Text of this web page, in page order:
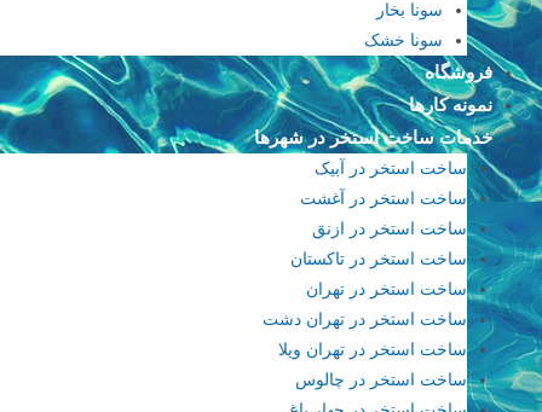
سونا بخار
سونا خشک
فروشگاه
نمونه کارها
خدمات ساخت استخر در شهرها
ساخت استخر در آبیک
ساخت استخر در آغشت
ساخت استخر در ازنق
ساخت استخر در تاکستان
ساخت استخر در تهران
ساخت استخر در تهران دشت
ساخت استخر در تهران ویلا
ساخت استخر در چالوس